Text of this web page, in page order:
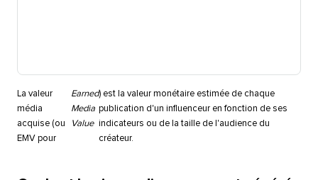
La valeur
média
acquise (ou
EMV pour
Earned
Media
Value
) est la valeur monétaire estimée de chaque
publication d'un influenceur en fonction de ses
indicateurs ou de la taille de l'audience du
créateur.​​